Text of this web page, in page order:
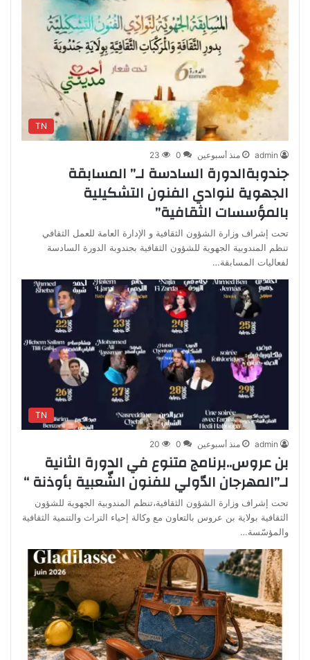
TN
admin منذ أسبوعين 0
23
جندوبةالدورة السادسة لـ” المسابقة
الجهوية لنوادي الفنون التشكيلية
بالمؤسسات الثقافية”
تحت إشراف وزارة الشؤون الثقافية و الإدارة العامة للعمل الثقافي
تنظم المندوبية الجهوية للشؤون الثقافية بجندوبة الدورة السادسة
لفعاليات المسابقة…
TN
admin منذ أسبوعين 0
20
بن عروس..برنامج متنوع في الدورة الثانية
لـ”المهرجان الدّولي للفنون الشّعبية بأوذنة “
تحت إشراف وزارة الشؤون الثقافية،تنظم المندوبية الجهوية للشؤون
الثقافية بولاية بن عروس بالتعاون مع وكالة إحياء التراث والتنمية الثقافية
والمؤسّسة…